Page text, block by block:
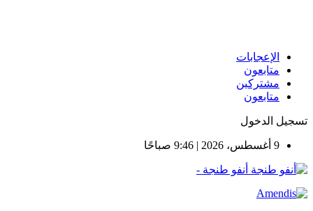
الإعجابات
متابعون
مشتركين
متابعون
تسجيل الدخول
9 أغسطس، 2026 | 9:46 صباحًا
أنفو طنجة -